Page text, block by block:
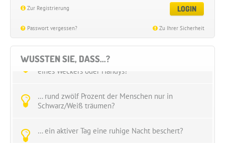
LOGIN
Zur Registrierung
Passwort vergessen? Zu Ihrer Sicherheit
WUSSTEN SIE, DASS...?
... selbst kleine Lichter den Schlaf stören können, z.B.
eines Weckers oder Handys?
… rund zwölf Prozent der Menschen nur in
Schwarz/Weiß träumen?
… ein aktiver Tag eine ruhige Nacht beschert?